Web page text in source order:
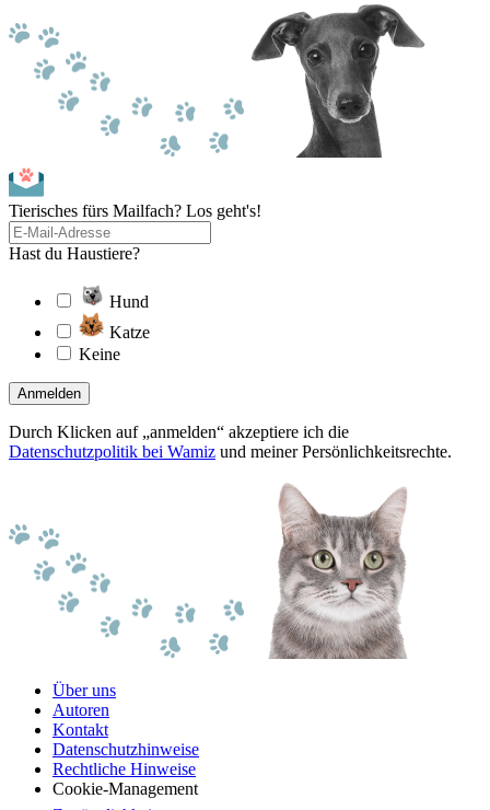
Tierisches fürs Mailfach? Los geht's!
Hast du Haustiere?
Hund
Katze
Keine
Anmelden
Durch Klicken auf „anmelden“ akzeptiere ich die
Datenschutzpolitik bei Wamiz und meiner Persönlichkeitsrechte.
Über uns
Autoren
Kontakt
Datenschutzhinweise
Rechtliche Hinweise
Cookie-Management